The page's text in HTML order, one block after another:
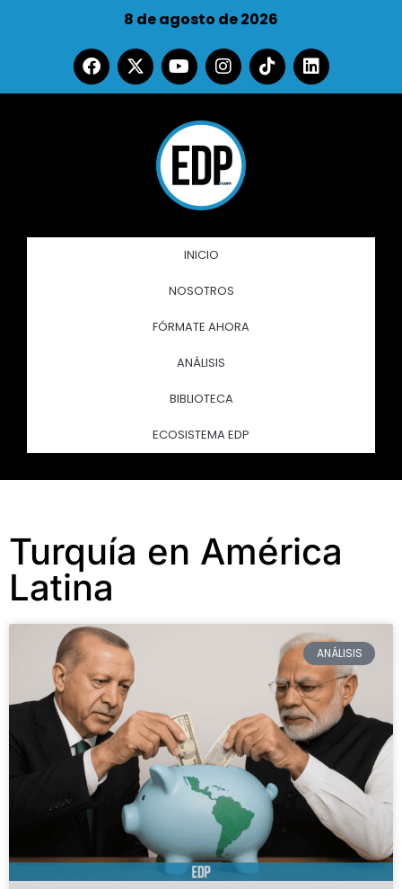
8 de agosto de 2026
INICIO
NOSOTROS
FÓRMATE AHORA
ANÁLISIS
BIBLIOTECA
ECOSISTEMA EDP
Turquía en América
Latina
ANÁLISIS